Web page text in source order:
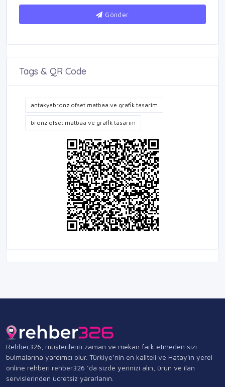
Gönder
Tags & QR Code
antakyabronz ofset matbaa ve grafi̇k tasarim
bronz ofset matbaa ve grafi̇k tasarim
Rehber326, müşterilerin zaman ve mekan fark etmeden sizi
bulmalarına yardımcı olur. Türkiye’nin en kaliteli ve Hatay'ın yerel
online rehberi rehber326 ‘da sizde yerinizi alın, ürün ve ilan
servislerinden ücretsiz yararlanın.